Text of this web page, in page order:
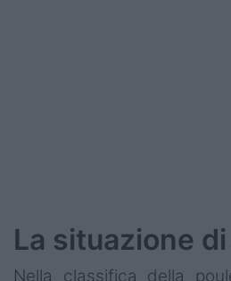
La situazione
Nella classifica della